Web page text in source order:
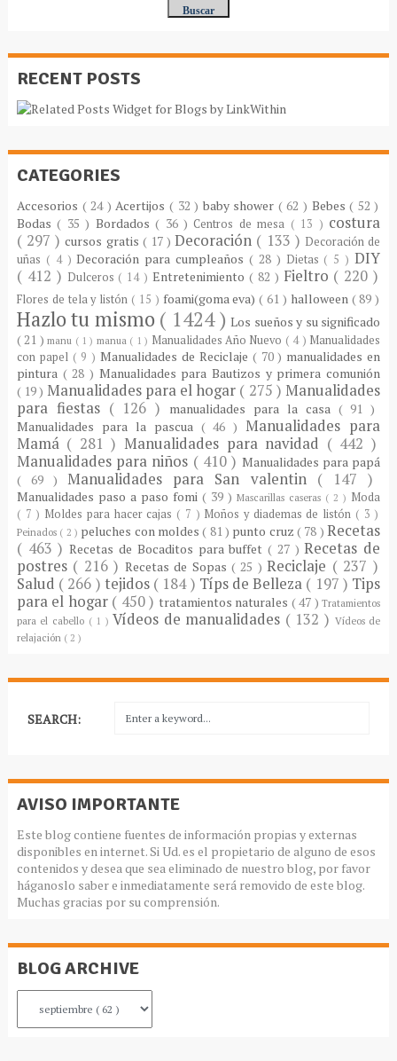
RECENT POSTS
CATEGORIES
Accesorios ( 24 )Acertijos ( 32 ) baby shower ( 62 ) Bebes( 52 )
Bodas( 35 ) Bordados( 36 ) Centros de mesa ( 13 ) costura
( 297 )cursos gratis ( 17 )Decoración ( 133 ) Decoración de
uñas ( 4 )Decoración para cumpleaños( 28 ) Dietas ( 5 )DIY
( 412 ) Dulceros ( 14 )Entretenimiento ( 82 ) Fieltro ( 220 )
Flores de tela y listón ( 15 ) foami(goma eva)( 61 ) halloween ( 89 )
Hazlo tu mismo ( 1424 )Los sueños y su significado
( 21 )manu ( 1 ) manua ( 1 ) Manualidades Año Nuevo ( 4 ) Manualidades
con papel ( 9 )Manualidades de Reciclaje ( 70 ) manualidades en
pintura ( 28 ) Manualidades para Bautizos y primera comunión
( 19 ) Manualidades para el hogar ( 275 )Manualidades
para fiestas ( 126 ) manualidades para la casa ( 91 )
Manualidades para la pascua ( 46 )Manualidades para
Mamá ( 281 ) Manualidades para navidad ( 442 )
Manualidades para niños ( 410 ) Manualidades para papá
( 69 )Manualidades para San valentin ( 147 )
Manualidades paso a paso fomi ( 39 )Mascarillas caseras ( 2 ) Moda
( 7 ) Moldes para hacer cajas ( 7 ) Moños y diademas de listón ( 3 )
Peinados ( 2 ) peluches con moldes( 81 ) punto cruz( 78 )Recetas
( 463 )Recetas de Bocaditos para buffet( 27 )Recetas de
postres ( 216 ) Recetas de Sopas( 25 )Reciclaje ( 237 )
Salud ( 266 ) tejidos ( 184 ) Típs de Belleza ( 197 ) Tips
para el hogar ( 450 ) tratamientos naturales ( 47 )Tratamientos
para el cabello ( 1 ) Vídeos de manualidades ( 132 ) Vídeos de
relajación ( 2 )
SEARCH:
AVISO IMPORTANTE
Este blog contiene fuentes de información propias y externas
disponibles en internet. Si Ud. es el propietario de alguno de esos
contenidos y desea que sea eliminado de nuestro blog, por favor
háganoslo saber e inmediatamente será removido de este blog.
Muchas gracias por su comprensión.
BLOG ARCHIVE